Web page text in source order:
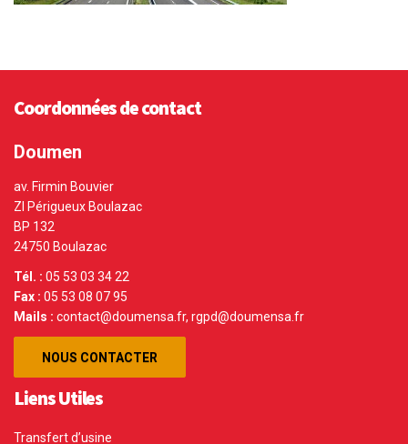
Coordonnées de contact
Doumen
av. Firmin Bouvier
ZI Périgueux Boulazac
BP 132
24750 Boulazac
Tél. : 05 53 03 34 22
Fax : 05 53 08 07 95
Mails : contact@doumensa.fr, rgpd@doumensa.fr
NOUS CONTACTER
Liens Utiles
Transfert d’usine